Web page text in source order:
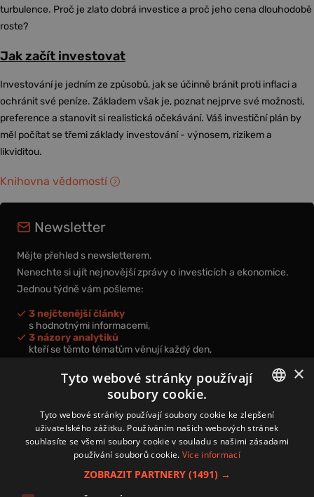
turbulence. Proč je zlato dobrá investice a proč jeho cena dlouhodobě
roste?
Jak začít investovat
Investování je jedním ze způsobů, jak se účinně bránit proti inflaci a
ochránit své peníze. Základem však je, poznat nejprve své možnosti,
preference a stanovit si realistická očekávání. Váš investiční plán by
měl počítat se třemi základy investování - výnosem, rizikem a
likviditou.
Knihovna vědomostí
Newsletter
Mějte přehled s newsletterem.
Nenechte si ujít nejnovější zprávy o investicích a ekonomice.
Jednou týdně vám pošleme:
3 nejčtenější články
s hodnotnými informacemi,
3 názory analytiků
kteří se těmto tématům věnují každý den,
nová videa a podcasty
k prohloubení vašich znalostí.
Přihlášením k newsletteru vyjadřujete svůj souhlas spodmínkami
zpracování osobních údajů.
CZECH
×
Tyto webové stránky používají
soubory cookie.
Tyto webové stránky používají soubory cookie ke zlepšení
uživatelského zážitku. Používáním našich webových stránek
souhlasíte se všemi soubory cookie v souladu s našimi zásadami
používání souborů cookie. Více informací
ZOBRAZIT PARTNERY (1491) →